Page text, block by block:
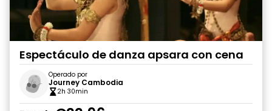
Espectáculo de danza apsara con cena
Operado por
Journey Cambodia
2h 30min